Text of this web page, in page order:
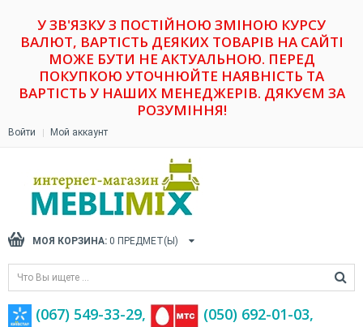
У ЗВ'ЯЗКУ З ПОСТІЙНОЮ ЗМІНОЮ КУРСУ
ВАЛЮТ, ВАРТІСТЬ ДЕЯКИХ ТОВАРІВ НА САЙТІ
МОЖЕ БУТИ НЕ АКТУАЛЬНОЮ. ПЕРЕД
ПОКУПКОЮ УТОЧНЮЙТЕ НАЯВНІСТЬ ТА
ВАРТІСТЬ У НАШИХ МЕНЕДЖЕРІВ. ДЯКУЄМ ЗА
РОЗУМІННЯ!
Войти Мой аккаунт
МОЯ КОРЗИНА: 0 ПРЕДМЕТ(Ы)
(067) 549-33-29,
(‎050) 692-01-03,